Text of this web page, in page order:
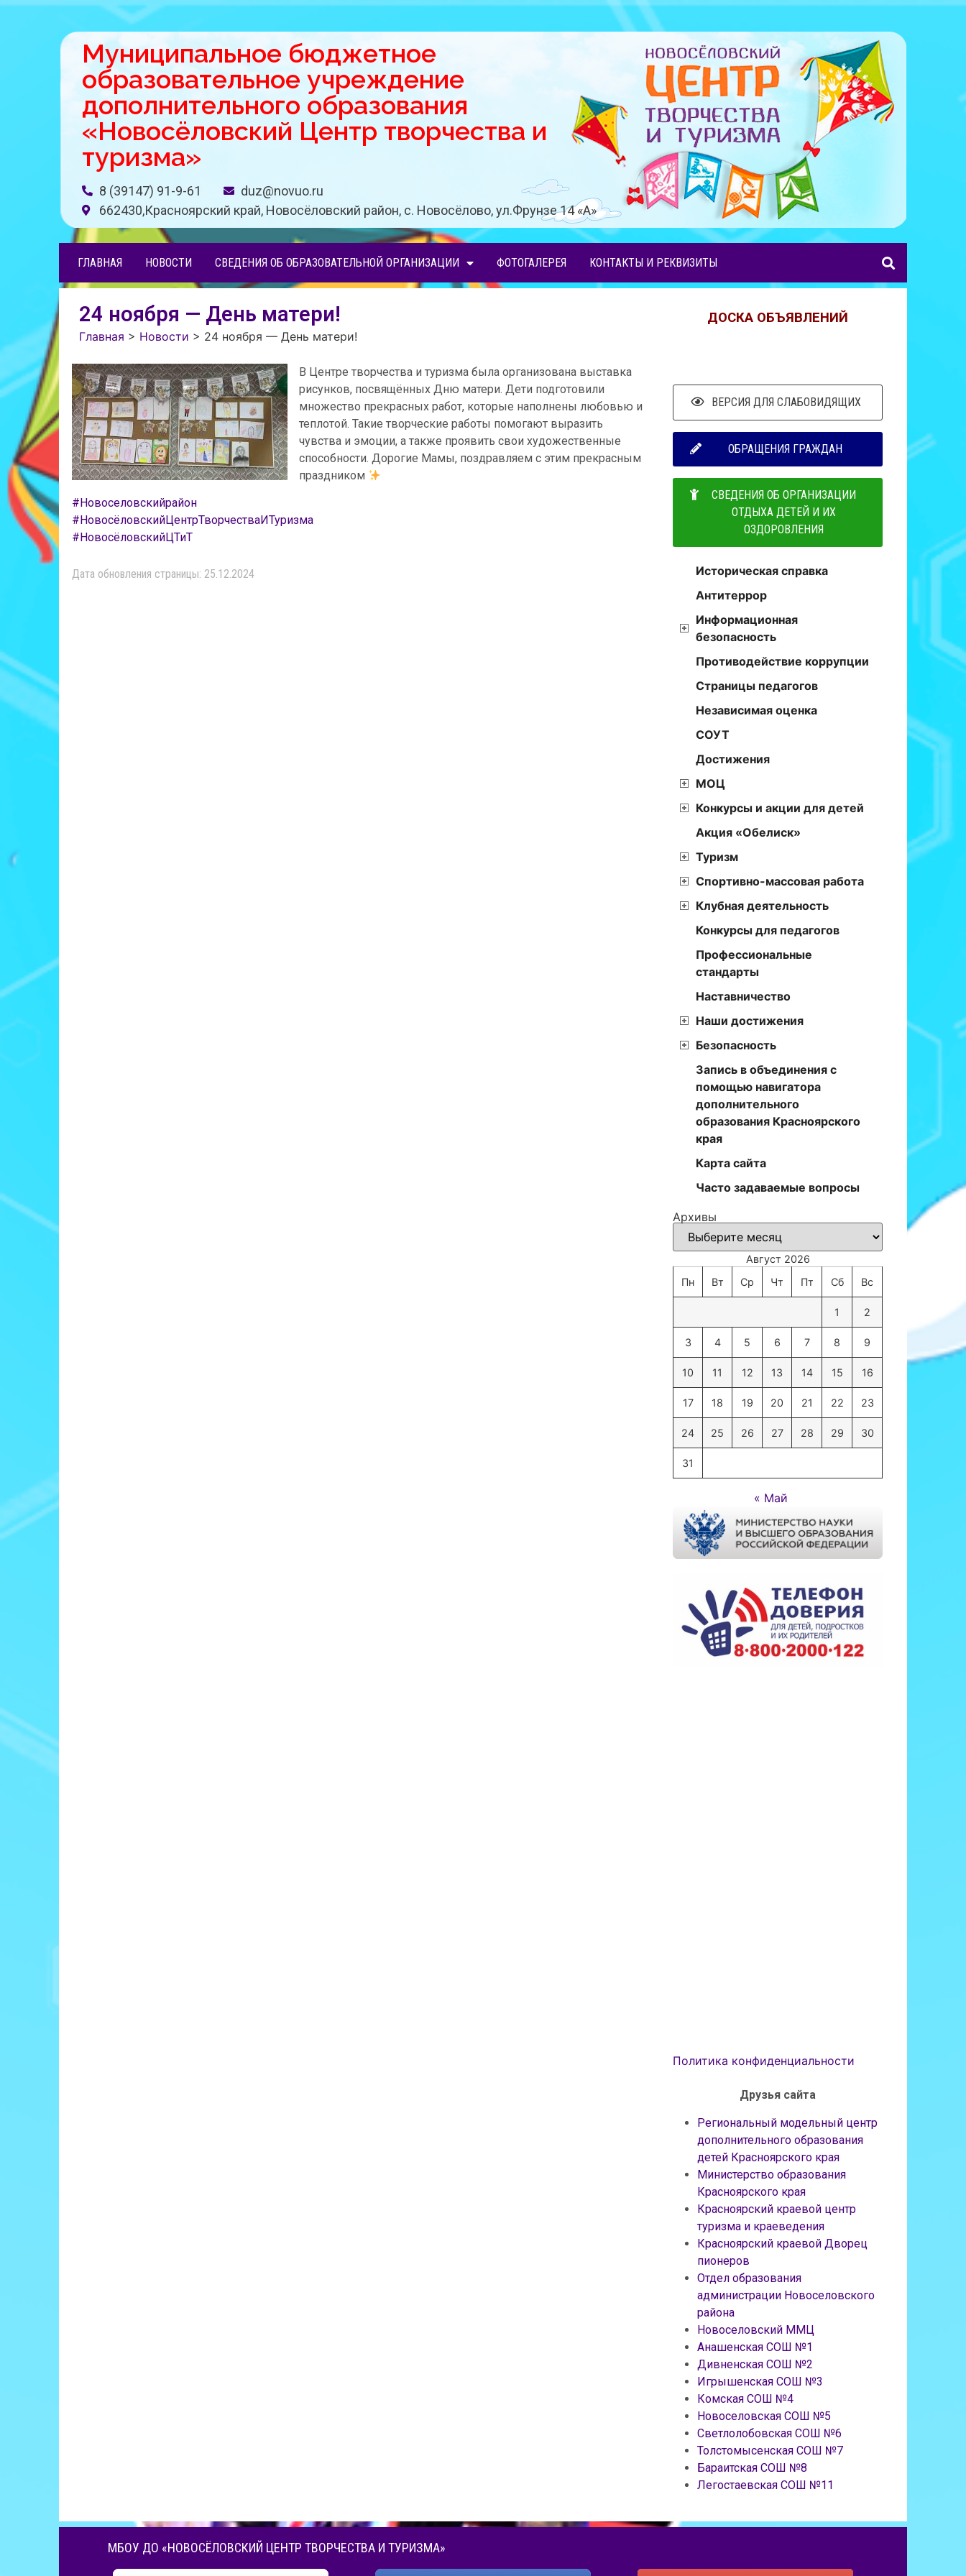
Муниципальное бюджетное
образовательное учреждение
дополнительного образования
«Новосёловский Центр творчества и
туризма»
8 (39147) 91-9-61
duz@novuo.ru
662430,Красноярский край, Новосёловский район, с. Новосёлово, ул.Фрунзе 14 «A»
ГЛАВНАЯ НОВОСТИ СВЕДЕНИЯ ОБ ОБРАЗОВАТЕЛЬНОЙ ОРГАНИЗАЦИИ ФОТОГАЛЕРЕЯ КОНТАКТЫ И РЕКВИЗИТЫ
24 ноября — День матери!
Главная > Новости > 24 ноября — День матери!
В Центре творчества и туризма была организована выставка
рисунков, посвящённых Дню матери. Дети подготовили
множество прекрасных работ, которые наполнены любовью и
теплотой. Такие творческие работы помогают выразить
чувства и эмоции, а также проявить свои художественные
способности. Дорогие Мамы, поздравляем с этим прекрасным
праздником
#Новоселовскийрайон
#НовосёловскийЦентрТворчестваИТуризма
#НовосёловскийЦТиТ
Дата обновления страницы: 25.12.2024
ДОСКА ОБЪЯВЛЕНИЙ
ВЕРСИЯ ДЛЯ СЛАБОВИДЯЩИХ
ОБРАЩЕНИЯ ГРАЖДАН
СВЕДЕНИЯ ОБ ОРГАНИЗАЦИИ
ОТДЫХА ДЕТЕЙ И ИХ
ОЗДОРОВЛЕНИЯ
Историческая справка
Антитеррор
Информационная
безопасность
Противодействие коррупции
Страницы педагогов
Независимая оценка
СОУТ
Достижения
МОЦ
Конкурсы и акции для детей
Акция «Обелиск»
Туризм
Спортивно-массовая работа
Клубная деятельность
Конкурсы для педагогов
Профессиональные
стандарты
Наставничество
Наши достижения
Безопасность
Запись в объединения с
помощью навигатора
дополнительного
образования Красноярского
края
Карта сайта
Часто задаваемые вопросы
Архивы
Август 2026
Пн
Вт Ср Чт Пт Сб Вс
1 2
3 4 5 6 7 8 9
10 11 12 13 14 15 16
17 18 19 20 21 22 23
24 25 26 27 28 29 30
31
« Май
Политика конфиденциальности
Друзья сайта
Региональный модельный центр
дополнительного образования
детей Красноярского края
Министерство образования
Красноярского края
Красноярский краевой центр
туризма и краеведения
Красноярский краевой Дворец
пионеров
Отдел образования
администрации Новоселовского
района
Новоселовский ММЦ
Анашенская СОШ №1
Дивненская СОШ №2
Игрышенская СОШ №3
Комская СОШ №4
Новоселовская СОШ №5
Светлолобовская СОШ №6
Толстомысенская СОШ №7
Бараитская СОШ №8
Легостаевская СОШ №11
МБОУ ДО «НОВОСЁЛОВСКИЙ ЦЕНТР ТВОРЧЕСТВА И ТУРИЗМА»